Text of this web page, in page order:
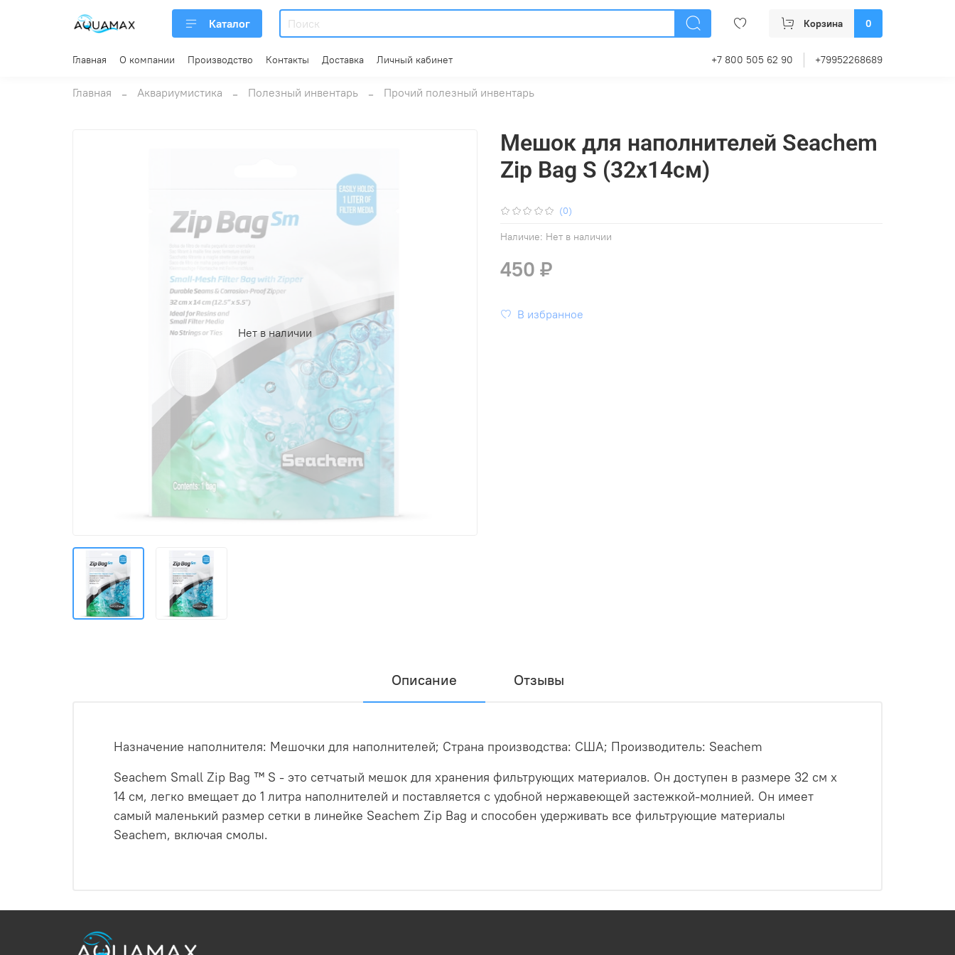
Каталог Корзина 0
Главная О компании Производство Контакты Доставка Личный кабинет +7 800 505 62 90 +79952268689
Главная Аквариумистика Полезный инвентарь Прочий полезный инвентарь
Нет в наличии
(0)
Наличие: Нет в наличии
Мешок для наполнителей Seachem
Zip Bag S (32х14см)
450 ₽
В избранное
Описание Отзывы
Назначение наполнителя: Мешочки для наполнителей; Страна производства: США; Производитель: Seachem
Seachem Small Zip Bag ™ S - это сетчатый мешок для хранения фильтрующих материалов. Он доступен в размере 32 см х
14 см, легко вмещает до 1 литра наполнителей и поставляется с удобной нержавеющей застежкой-молнией. Он имеет
самый маленький размер сетки в линейке Seachem Zip Bag и способен удерживать все фильтрующие материалы
Seachem, включая смолы.